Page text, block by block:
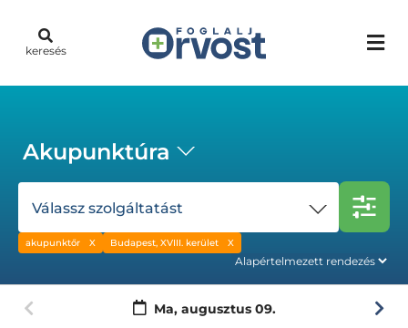
keresés
Akupunktúra
Válassz szolgáltatást
akupunktőr Budapest, XVIII. kerület
Ma, augusztus 09.